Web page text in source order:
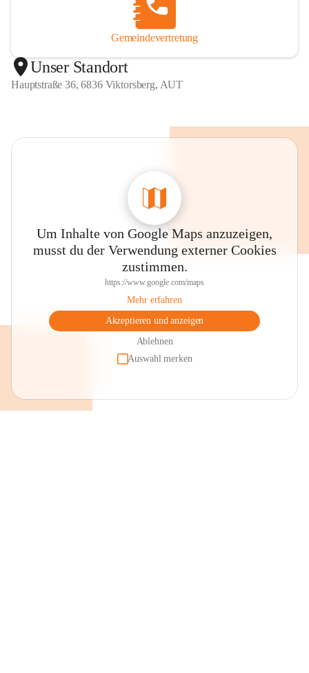
Gemeindevertretung
Unser Standort
Hauptstraße 36, 6836 Viktorsberg, AUT
Um Inhalte von Google Maps anzuzeigen,
musst du der Verwendung externer Cookies
zustimmen.
https://www.google.com/maps
Mehr erfahren
Akzeptieren und anzeigen
Ablehnen
Auswahl merken